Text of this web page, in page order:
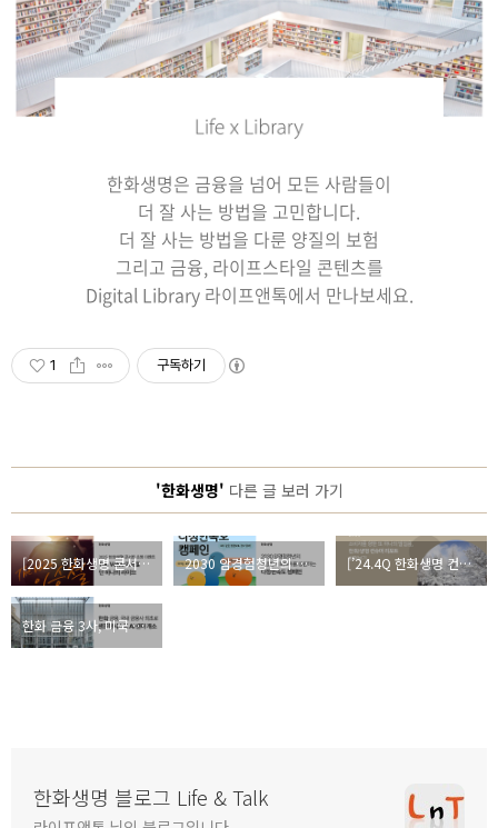
한화생명은 금융을 넘어 모든 사람들이
더 잘 사는 방법을 고민합니다.
더 잘 사는 방법을 다룬 양질의 보험
그리고 금융, 라이프스타일 콘텐츠를
Digital Library 라이프앤톡에서 만나보세요.
1 구독하기
'한화생명' 다른 글 보러 가기
[2025 한화생명 콘서트] The Voice 이승철 : 단 하나의 라이브, 초청 이벤트! 2030 암경험청년의 건강한 사회복귀를 응원하는, <다정한속도 캠페인> [’24.4Q 한화생명 컨슈머 리포트] 소비자보호·소비자중심경영 e-Magazine
한화 금융 3사, 미국 샌프란시스코에 ‘한화 AI 센터(HAC)’ 개소
한화생명 블로그 Life & Talk